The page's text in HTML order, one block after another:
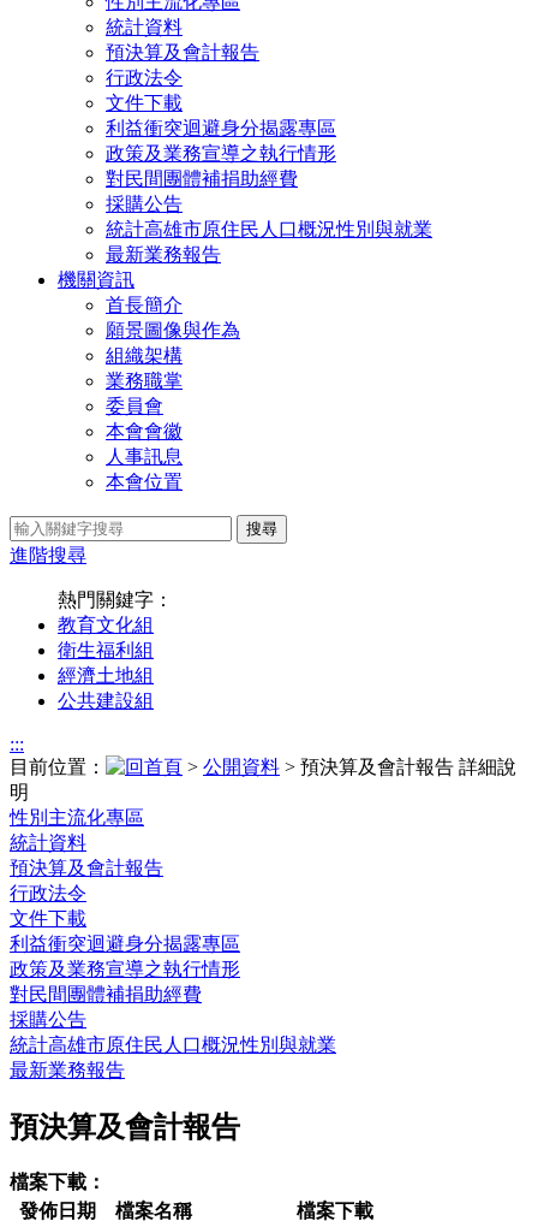
統計資料
預決算及會計報告
行政法令
文件下載
利益衝突迴避身分揭露專區
政策及業務宣導之執行情形
對民間團體補捐助經費
採購公告
統計高雄市原住民人口概況性別與就業
最新業務報告
機關資訊
首長簡介
願景圖像與作為
組織架構
業務職掌
委員會
本會會徽
人事訊息
本會位置
搜尋
進階搜尋
熱門關鍵字：
教育文化組
衛生福利組
經濟土地組
公共建設組
:::
目前位置：
> 公開資料 > 預決算及會計報告 詳細說
明
性別主流化專區
統計資料
預決算及會計報告
行政法令
文件下載
利益衝突迴避身分揭露專區
政策及業務宣導之執行情形
對民間團體補捐助經費
採購公告
統計高雄市原住民人口概況性別與就業
最新業務報告
預決算及會計報告
檔案下載：
發佈日期
檔案名稱
檔案下載